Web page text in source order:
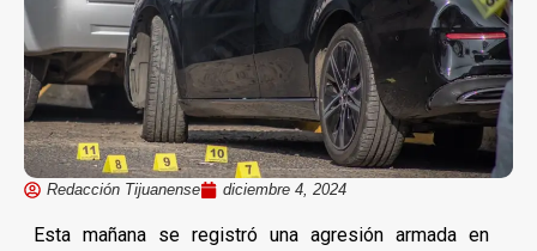
Redacción Tijuanense diciembre 4, 2024
Esta mañana se registró una agresión armada en